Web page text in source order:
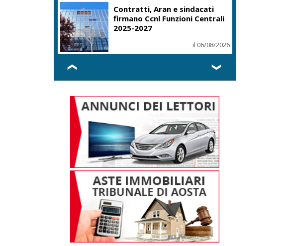
Contratti, Aran e sindacati
firmano Ccnl Funzioni Centrali
2025-2027
il 06/08/2026
❮ ❯